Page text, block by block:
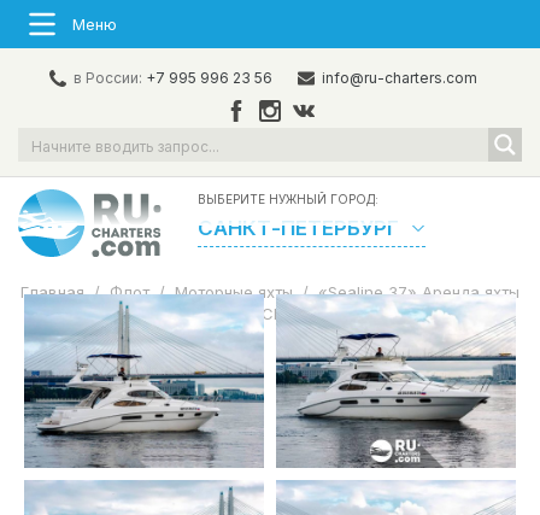
Меню
в России: +7 995 996 23 56 info@ru-charters.com
ВЫБЕРИТЕ НУЖНЫЙ ГОРОД:
САНКТ-ПЕТЕРБУРГ
Главная / Флот / Моторные яхты / «Sealine 37» Аренда яхты
в СПб